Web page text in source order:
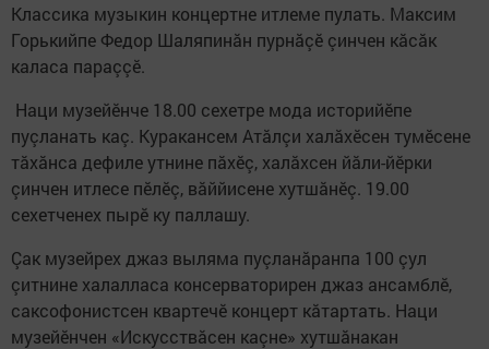
Классика музыкин концертне итлеме пулать. Максим
Горькийпе Федор Шаляпинăн пурнăçӗ çинчен кăсăк
каласа параççӗ.
Наци музейӗнче 18.00 сехетре мода историйӗпе
пуçланать каç. Куракансем Атăлçи халăхӗсен тумӗсене
тăхăнса дефиле утнине пăхӗç, халăхсен йăли-йӗрки
çинчен итлесе пӗлӗç, вăййисене хутшăнӗç. 19.00
сехетченех пырӗ ку паллашу.
Çак музейрех джаз выляма пуçланăранпа 100 çул
çитнине халалласа консерваторирен джаз ансамблӗ,
саксофонистсен квартечӗ концерт кăтартать. Наци
музейӗнчен «Искусствăсен каçне» хутшăнакан